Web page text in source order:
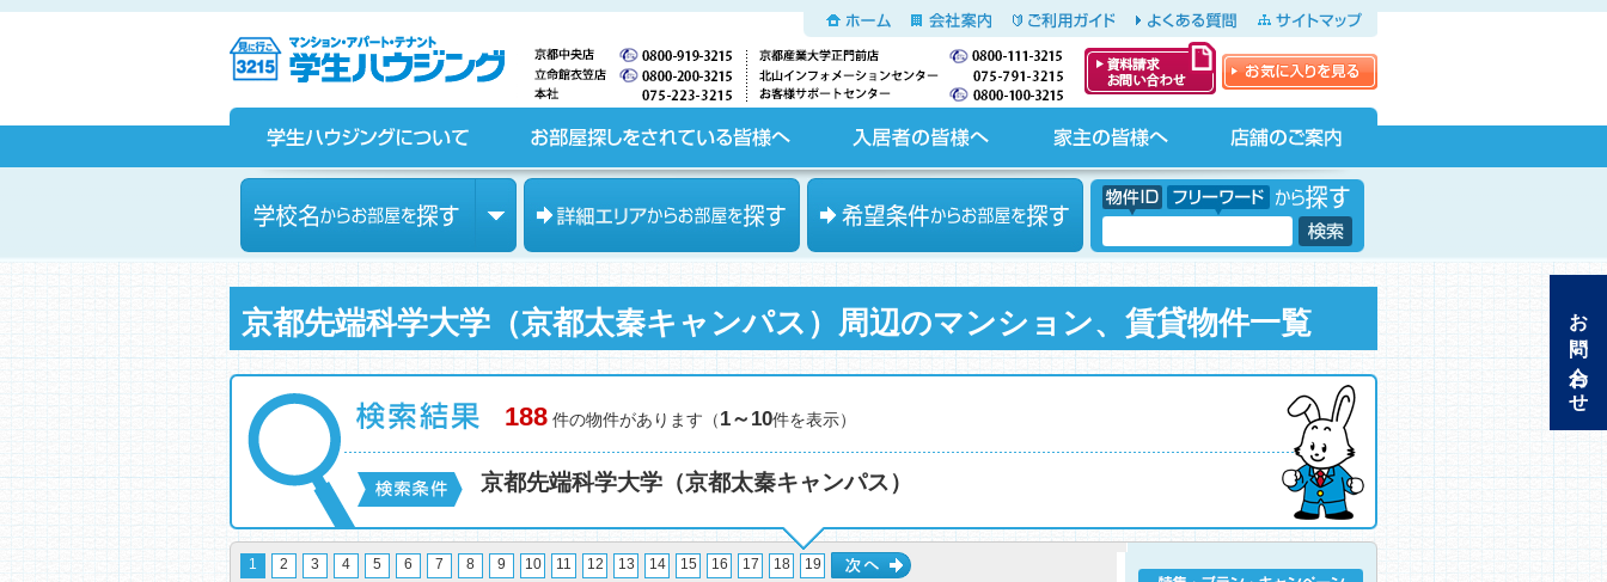
ホーム 会社案内 ご利用ガイド よくある質問 サイトマップ
資料請求・お問
い合わせ
学校名からお部屋を探す エリアからお部屋を探す 希望条件からお部屋を探す
物件ID フリーワードから探す
京都先端科学大学（京都太秦キャンパス）周辺のマンション、賃貸物件一覧
188 件の物件があります（1～10件を表示）
京都先端科学大学（京都太秦キャンパス）
1 2 3 4 5 6 7 8 9 10 11 12 13 14 15 16 17 18
19
お問い合わせ